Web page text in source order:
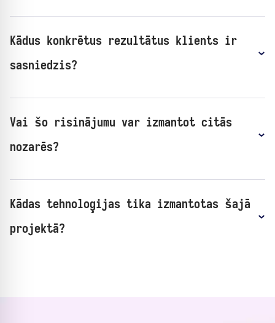
Kādus konkrētus rezultātus klients ir
sasniedzis?
Vai šo risinājumu var izmantot citās
nozarēs?
Kādas tehnoloģijas tika izmantotas šajā
projektā?